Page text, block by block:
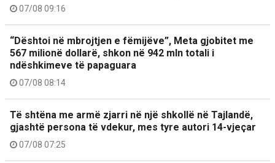
07/08 09:16
“Dështoi në mbrojtjen e fëmijëve”, Meta gjobitet me
567 milionë dollarë, shkon në 942 mln totali i
ndëshkimeve të papaguara
07/08 08:14
Të shtëna me armë zjarri në një shkollë në Tajlandë,
gjashtë persona të vdekur, mes tyre autori 14-vjeçar
07/08 07:25